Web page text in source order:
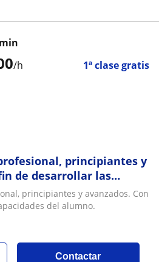
/h 1ª clase gratis
principiantes y
de desarrollar las
principiantes y avanzados. Con
del alumno.
Contactar